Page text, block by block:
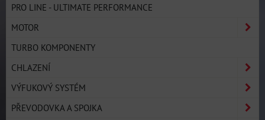
PRO LINE - ULTIMATE PERFORMANCE
MOTOR
TURBO KOMPONENTY
CHLAZENÍ
VÝFUKOVÝ SYSTÉM
PŘEVODOVKA A SPOJKA